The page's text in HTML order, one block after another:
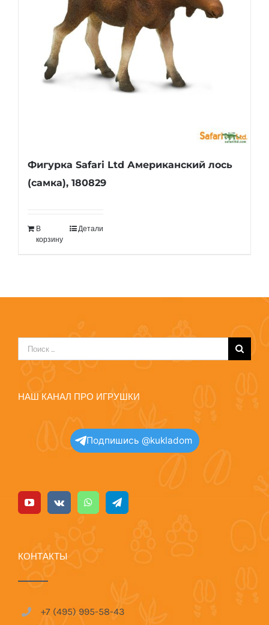
Фигурка Safari Ltd Американский лось
(самка), 180829
В
корзину
Детали
Результат
поиска:
НАШ КАНАЛ ПРО ИГРУШКИ
Подпишись @kukladom
КОНТАКТЫ
+7 (495) 995-58-43